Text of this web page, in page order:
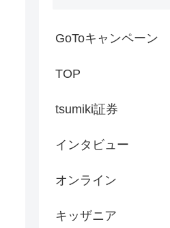
GoToキャンペーン
TOP
tsumiki証券
インタビュー
オンライン
キッザニア